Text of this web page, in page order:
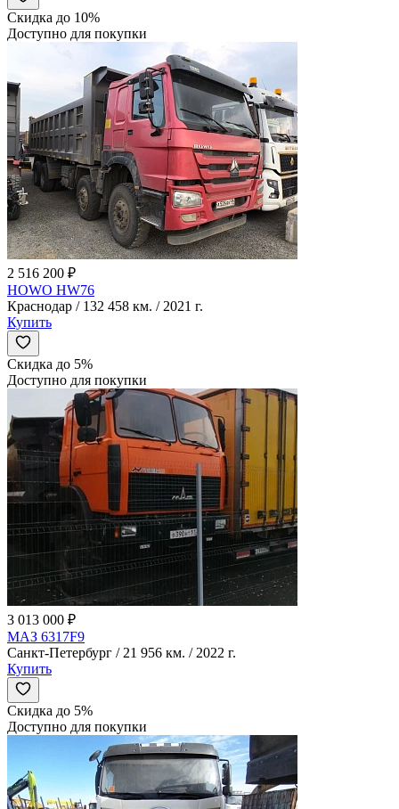
Скидка до 10%
Доступно для покупки
2 516 200 ₽
HOWO HW76
Краснодар / 132 458 км. / 2021 г.
Купить
Скидка до 5%
Доступно для покупки
3 013 000 ₽
МАЗ 6317F9
Санкт-Петербург / 21 956 км. / 2022 г.
Купить
Скидка до 5%
Доступно для покупки